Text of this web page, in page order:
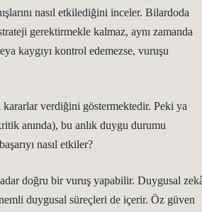
nasıl etkilediğini inceler. Bilardoda
gerektirmekle kalmaz, aynı zamanda
kaygıyı kontrol edemezse, vuruşu
verdiğini göstermektedir. Peki ya
anında), bu anlık duygu durumu
nasıl etkiler?
doğru bir vuruş yapabilir. Duygusal
duygusal süreçleri de içerir. Öz güven